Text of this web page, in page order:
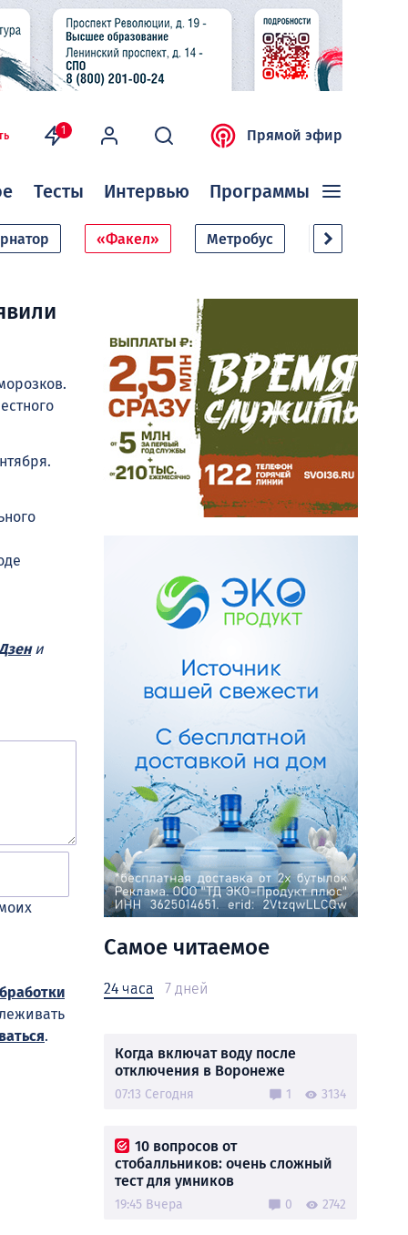
1 Прямой эфир
Тесты Интервью Программы
«Факел» Метробус Дачный
и
.
Самое читаемое
24 часа 7 дней
Когда включат воду после
отключения в Воронеже
07:13 Сегодня 1 3134
10 вопросов от
стобалльников: очень сложный
тест для умников
19:45 Вчера 0 2742